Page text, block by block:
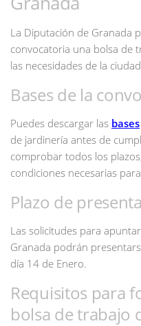
La Diputación de Granada
convocatoria una bolsa de
las necesidades de la
Bases de la
Puedes descargar las bases
de jardinería antes de
comprobar todos los
condiciones necesarias
Plazo de
Las solicitudes para
Granada podrán
día 14 de Enero.
Requisitos para
bolsa de trabajo